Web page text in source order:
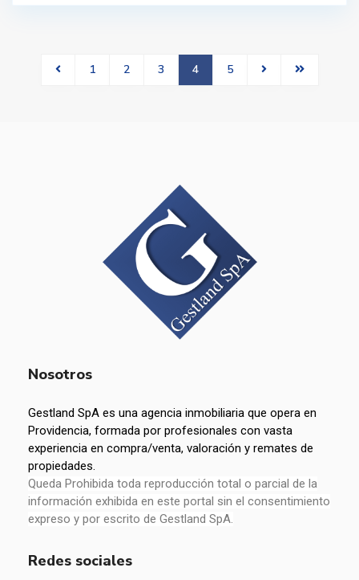
1 2 3 4 5
Nosotros
Gestland SpA es una agencia inmobiliaria que opera en
Providencia, formada por profesionales con vasta
experiencia en compra/venta, valoración y remates de
propiedades.
Queda Prohibida toda reproducción total o parcial de la
información exhibida en este portal sin el consentimiento
expreso y por escrito de Gestland SpA.
Redes sociales